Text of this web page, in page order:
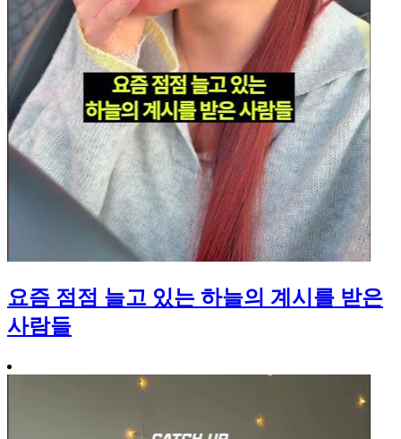
요즘 점점 늘고 있는 하늘의 계시를 받은
사람들